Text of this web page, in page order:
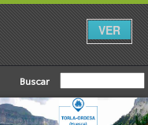
VER
Buscar